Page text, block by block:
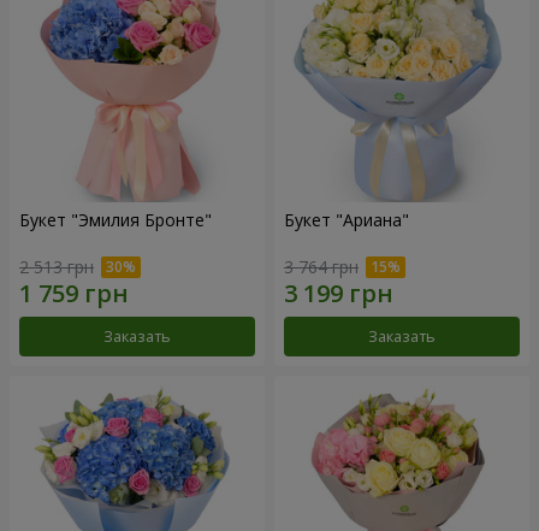
Букет "Эмилия Бронте"
2 513 грн
Заказать
Букет "Ариана"
3 764 грн
Заказать